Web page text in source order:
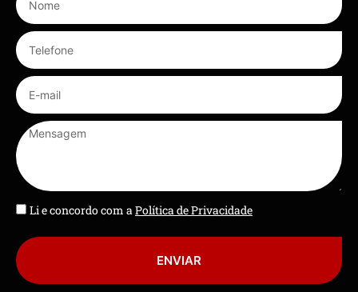
Li e concordo com aPolítica de Privacidade
ENVIAR